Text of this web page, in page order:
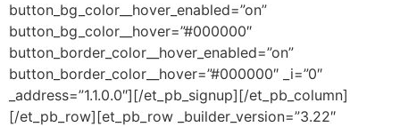
button_bg_color__hover_enabled=”on”
button_bg_color__hover=”#000000″
button_border_color__hover_enabled=”on”
button_border_color__hover=”#000000″ _i=”0″
_address=”1.1.0.0″][/et_pb_signup][/et_pb_column]
[/et_pb_row][et_pb_row _builder_version=”3.22″